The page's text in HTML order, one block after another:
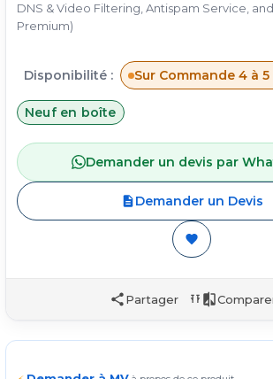
DNS & Video Filtering, Antispam Service,
Premium)
Disponibilité : Sur Commande 4 à
Neuf en boîte
Demander un devis par
Demander un Devis
Partager